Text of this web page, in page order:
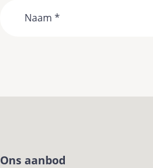
Ons aanbod